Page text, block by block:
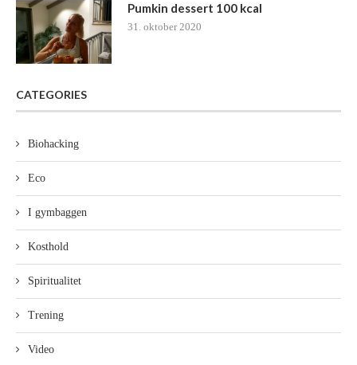
Pumkin dessert 100 kcal
31. oktober 2020
CATEGORIES
Biohacking
Eco
I gymbaggen
Kosthold
Spiritualitet
Trening
Video